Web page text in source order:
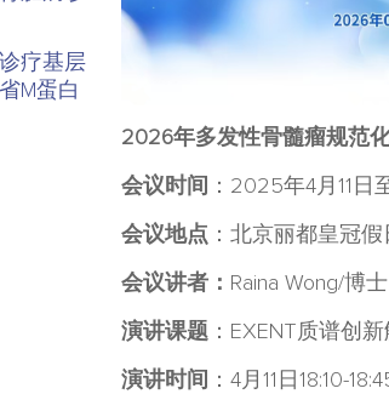
疗基层
M蛋白
2026年多发性骨髓瘤规范
会议时间 ：2025年4月11日
会议地点 ：北京丽都皇冠
会议讲者： Raina Wong/博
演讲课题 ：EXENT质谱创
演讲时间 ：4月11日18:10-